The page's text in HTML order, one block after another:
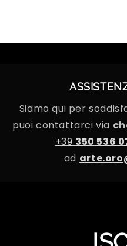
Siamo qui per
puoi contattarci via
+39 350 536
ad